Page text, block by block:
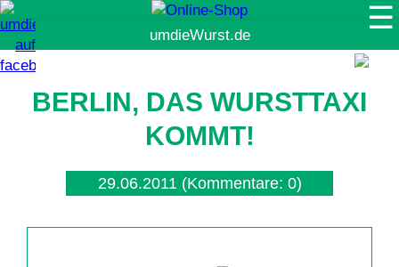
BERLIN, DAS WURSTTAXI
KOMMT!
29.06.2011(Kommentare: 0)
☰